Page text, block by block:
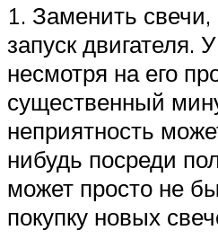
1. Заменить свечи,
запуск двигателя.
несмотря на его
существенный
неприятность
нибудь посреди
может просто не
покупку новых